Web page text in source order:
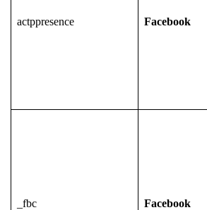
actppresence Facebook
_fbc Facebook